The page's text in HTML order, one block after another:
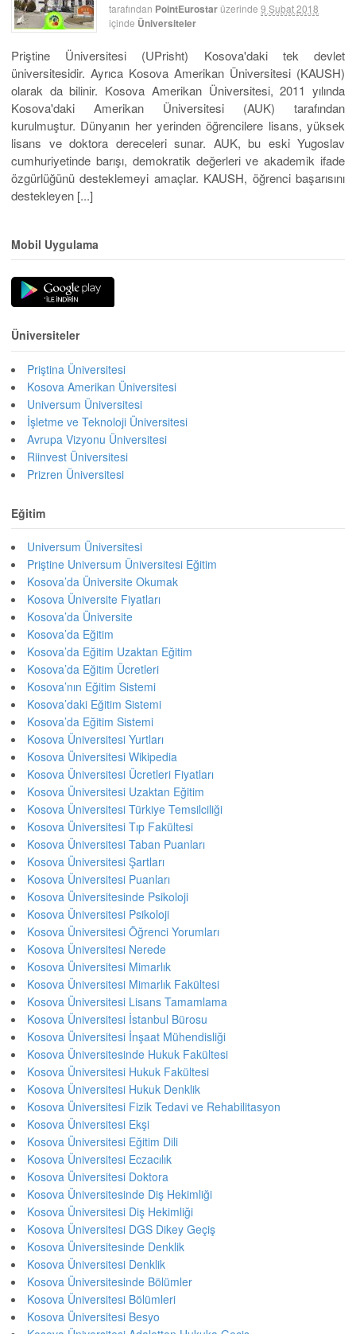
tarafından PointEurostarüzerinde 9 Şubat 2018
içinde Üniversiteler
Priştine Üniversitesi (UPrisht) Kosova'daki tek devlet
üniversitesidir. Ayrıca Kosova Amerikan Üniversitesi (KAUSH)
olarak da bilinir. Kosova Amerikan Üniversitesi, 2011 yılında
Kosova'daki Amerikan Üniversitesi (AUK) tarafından
kurulmuştur. Dünyanın her yerinden öğrencilere lisans, yüksek
lisans ve doktora dereceleri sunar. AUK, bu eski Yugoslav
cumhuriyetinde barışı, demokratik değerleri ve akademik ifade
özgürlüğünü desteklemeyi amaçlar. KAUSH, öğrenci başarısını
destekleyen [...]
Mobil Uygulama
Üniversiteler
Priştina Üniversitesi
Kosova Amerikan Üniversitesi
Universum Üniversitesi
İşletme ve Teknoloji Üniversitesi
Avrupa Vizyonu Üniversitesi
Riinvest Üniversitesi
Prizren Üniversitesi
Eğitim
Universum Üniversitesi
Priştine Universum Üniversitesi Eğitim
Kosova’da Üniversite Okumak
Kosova Üniversite Fiyatları
Kosova’da Üniversite
Kosova’da Eğitim
Kosova’da Eğitim Uzaktan Eğitim
Kosova’da Eğitim Ücretleri
Kosova’nın Eğitim Sistemi
Kosova’daki Eğitim Sistemi
Kosova’da Eğitim Sistemi
Kosova Üniversitesi Yurtları
Kosova Üniversitesi Wikipedia
Kosova Üniversitesi Ücretleri Fiyatları
Kosova Üniversitesi Uzaktan Eğitim
Kosova Üniversitesi Türkiye Temsilciliği
Kosova Üniversitesi Tıp Fakültesi
Kosova Üniversitesi Taban Puanları
Kosova Üniversitesi Şartları
Kosova Üniversitesi Puanları
Kosova Üniversitesinde Psikoloji
Kosova Üniversitesi Psikoloji
Kosova Üniversitesi Öğrenci Yorumları
Kosova Üniversitesi Nerede
Kosova Üniversitesi Mimarlık
Kosova Üniversitesi Mimarlık Fakültesi
Kosova Üniversitesi Lisans Tamamlama
Kosova Üniversitesi İstanbul Bürosu
Kosova Üniversitesi İnşaat Mühendisliği
Kosova Üniversitesinde Hukuk Fakültesi
Kosova Üniversitesi Hukuk Fakültesi
Kosova Üniversitesi Hukuk Denklik
Kosova Üniversitesi Fizik Tedavi ve Rehabilitasyon
Kosova Üniversitesi Ekşi
Kosova Üniversitesi Eğitim Dili
Kosova Üniversitesi Eczacılık
Kosova Üniversitesi Doktora
Kosova Üniversitesinde Diş Hekimliği
Kosova Üniversitesi Diş Hekimliği
Kosova Üniversitesi DGS Dikey Geçiş
Kosova Üniversitesinde Denklik
Kosova Üniversitesi Denklik
Kosova Üniversitesinde Bölümler
Kosova Üniversitesi Bölümleri
Kosova Üniversitesi Besyo